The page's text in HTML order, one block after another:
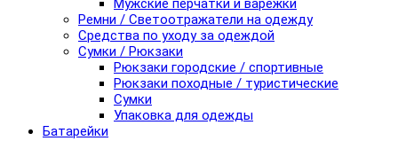
Мужские перчатки и варежки
Ремни / Светоотражатели на одежду
Средства по уходу за одеждой
Сумки / Рюкзаки
Рюкзаки городские / спортивные
Рюкзаки походные / туристические
Сумки
Упаковка для одежды
Батарейки